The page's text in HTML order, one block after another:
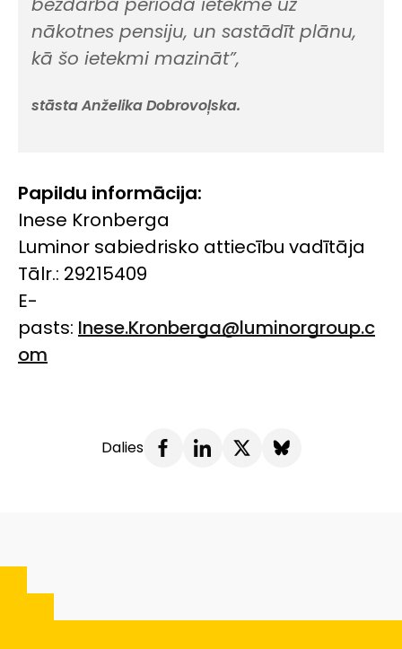
nākotnes pensiju, un sastādīt plānu,
kā šo ietekmi mazināt”,
stāsta Anželika Dobrovoļska.
Papildu informācija:
Inese Kronberga
Luminor sabiedrisko attiecību vadītāja
Tālr.: 29215409
E-
pasts: Inese.Kronberga@luminorgroup.c
om
Dalies